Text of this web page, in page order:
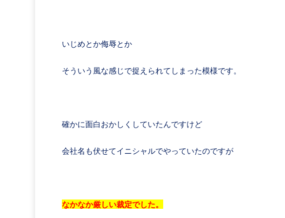
いじめとか侮辱とか
そういう風な感じで捉えられてしまった模様です。
確かに面白おかしくしていたんですけど
会社名も伏せてイニシャルでやっていたのですが
なかなか厳しい裁定でした。